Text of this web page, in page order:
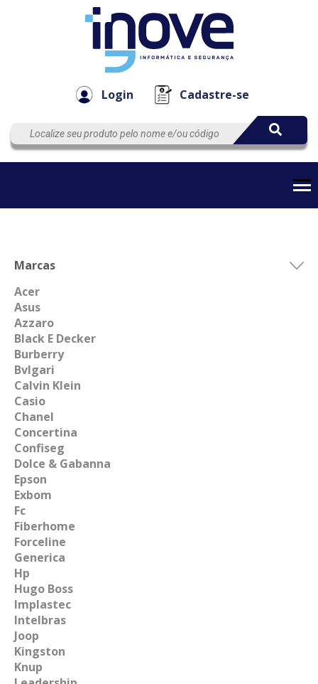
Login Cadastre-se
EmpresaAutomação
Marcas
Acer
Asus
Azzaro
Black E Decker
Burberry
Bvlgari
Calvin Klein
Casio
Chanel
Concertina
Confiseg
Dolce & Gabanna
Epson
Exbom
Fc
Fiberhome
Forceline
Generica
Hp
Hugo Boss
Implastec
Intelbras
Joop
Kingston
Knup